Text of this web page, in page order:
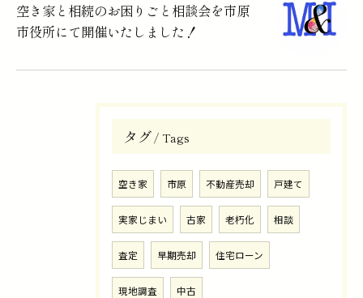
空き家と相続のお困りごと相談会を市原
市役所にて開催いたしました！
タグ Tags
空き家 市原 不動産売却 戸建て
実家じまい 古家 老朽化 相談
査定 早期売却 住宅ローン
現地調査 中古